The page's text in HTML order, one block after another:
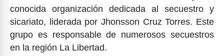
conocida organización dedicada al secuestro y
sicariato, liderada por Jhonsson Cruz Torres. Este
grupo es responsable de numerosos secuestros
en la región La Libertad.